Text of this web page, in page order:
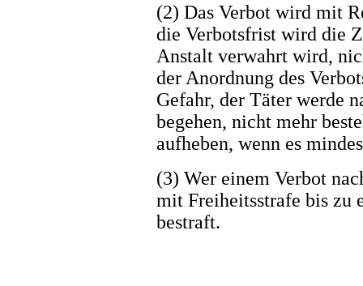
(2) Das Verbot wird mit
die Verbotsfrist wird die
Anstalt verwahrt wird,
der Anordnung des
Gefahr, der Täter werde
begehen, nicht mehr
aufheben, wenn es
(3) Wer einem Verbot
mit Freiheitsstrafe bis zu
bestraft.